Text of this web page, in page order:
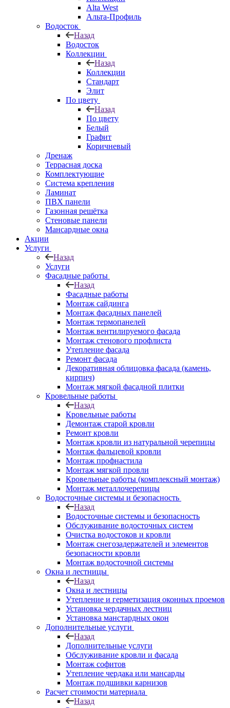
Alta West
Альта-Профиль
Водосток
Назад
Водосток
Коллекции
Назад
Коллекции
Стандарт
Элит
По цвету
Назад
По цвету
Белый
Графит
Коричневый
Дренаж
Террасная доска
Комплектующие
Система крепления
Ламинат
ПВХ панели
Газонная решётка
Стеновые панели
Мансардные окна
Акции
Услуги
Назад
Услуги
Фасадные работы
Назад
Фасадные работы
Монтаж сайдинга
Монтаж фасадных панелей
Монтаж термопанелей
Монтаж вентилируемого фасада
Монтаж стенового профлиста
Утепление фасада
Ремонт фасада
Декоративная облицовка фасада (камень,
кирпич)
Монтаж мягкой фасадной плитки
Кровельные работы
Назад
Кровельные работы
Демонтаж старой кровли
Ремонт кровли
Монтаж кровли из натуральной черепицы
Монтаж фальцевой кровли
Монтаж профнастила
Монтаж мягкой провли
Кровельные работы (комплексный монтаж)
Монтаж металлочерепицы
Водосточные системы и безопасность
Назад
Водосточные системы и безопасность
Обслуживание водосточных систем
Очистка водостоков и кровли
Монтаж снегозадержателей и элементов
безопасности кровли
Монтаж водосточной системы
Окна и лестницы
Назад
Окна и лестницы
Утепление и герметизация оконных проемов
Установка чердачных лестниц
Установка манстардных окон
Дополнительные услуги
Назад
Дополнительные услуги
Обслуживание кровли и фасада
Монтаж софитов
Утепление чердака или мансарды
Монтаж подшивки карнизов
Расчет стоимости материала
Назад